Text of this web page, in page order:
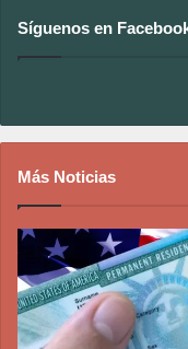
Síguenos en
Más Noticias